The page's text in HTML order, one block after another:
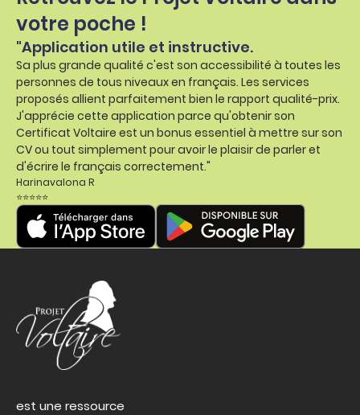
votre poche !
"Application utile et instructive.
Sa plus grande qualité c'est son accessibilité à toutes les
personnes de tous niveaux en français. Les services
proposés allient parfaitement bien le rapport qualité-prix.
J'apprécie cette application parce qu'obtenir son
Certificat Voltaire est un bonus essentiel à mettre sur son
CV ou tout simplement pour avoir le plaisir de parler et
d'écrire le français correctement."
Harinavalona R
⭐⭐⭐⭐⭐
est une ressource